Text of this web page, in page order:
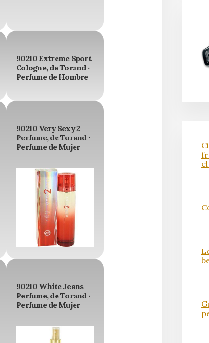
90210 Extreme Sport
Cologne, de Torand ·
Perfume de Hombre
90210 Very Sexy 2
Perfume, de Torand ·
Perfume de Mujer
90210 White Jeans
Perfume, de Torand ·
Perfume de Mujer